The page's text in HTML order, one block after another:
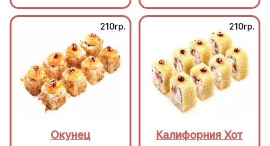
210гр.
Окунец
210гр.
Калифорния Хот